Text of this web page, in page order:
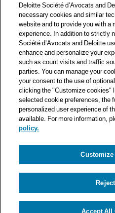
professionnels et à ce titre,
et juristes de Deloitte situés dans
Les informations contenues sur
d’informer ses lecteurs de
en aucun cas se substituer à un
professionnel en fonction d’une
particulier est apporté à la
Deloitte Société d’Avocats décline
aux éventuelles erreurs et
Politique de
Mentions
© Deloitte Société d’Avocats.
Deloitte Société d’Avocats and
necessary cookies and similar
website and to provide you with a
experience. In addition to strictly
Société d’Avocats and Deloitte
enhance and personalize your
such as count visits and traffic
parties. You can manage your
your consent to the use of
clicking the "Customize cookies"
selected cookie preferences, the
personalized user experience of
available. For more information,
policy.
Accept All